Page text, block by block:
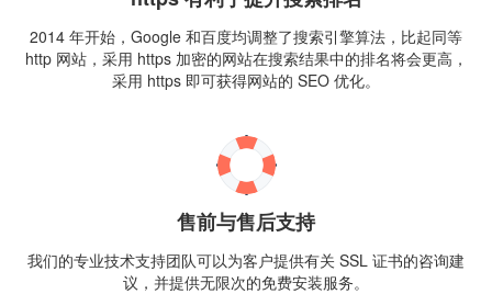
2014 年开始，Google 和百度均调整了搜索引擎算法，比起同等
http 网站，采用 https 加密的网站在搜索结果中的排名将会更高，
采用 https 即可获得网站的 SEO 优化。
售前与售后支持
我们的专业技术支持团队可以为客户提供有关 SSL 证书的咨询建
议，并提供无限次的免费安装服务。